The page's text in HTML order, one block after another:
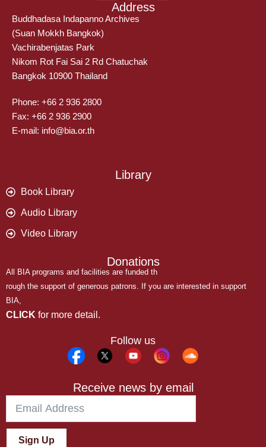
Address
Buddhadasa Indapanno Archives
(Suan Mokkh Bangkok)
Vachirabenjatas Park
Nikom Rot Fai Sai 2 Rd Chatuchak
Bangkok 10900 Thailand
Phone: +66 2 936 2800
Fax: +66 2 936 2900
E-mail: info@bia.or.th
Library
Book Library
Audio Library
Video Library
Donations
All BIA programs and facilities are funded th
rough the support of generous patrons. If you are interested in support
BIA,
CLICK for more detail.
Follow us
Receive news by email
Sign Up